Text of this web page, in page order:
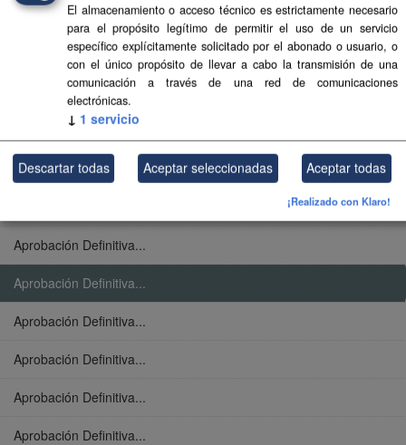
Aprobación Definitiva...
Aprobación Definitiva...
Aprobación Definitiva...
Aprobación Definitiva...
Aprobación Definitiva...
Aprobación Definitiva...
Aprobación Definitiva...
Aprobación Definitiva...
Aprobación Definitiva...
Aprobación Definitiva...
Aprobación Definitiva...
El almacenamiento o acceso técnico es estrictamente necesario
para el propósito legítimo de permitir el uso de un servicio
específico explícitamente solicitado por el abonado o usuario, o
con el único propósito de llevar a cabo la transmisión de una
comunicación a través de una red de comunicaciones
electrónicas.
↓ 1 servicio
Descartar todas Aceptar seleccionadas Aceptar todas
¡Realizado con Klaro!